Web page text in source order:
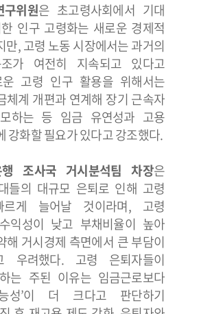
위원은 초고령사회에서 기대
인구 고령화는 새로운 경제적
만, 고령 노동 시장에서는 과거의
가 여전히 지속되고 있다고
운 고령 인구 활용을 위해서는
체계 개편과 연계해 장기 근속자
하는 등 임금 유연성과 고용
강화할 필요가 있다고 강조했다.
행 조사국 거시분석팀 차장은
들의 대규모 은퇴로 인해 고령
르게 늘어날 것이라며, 고령
익성이 낮고 부채비율이 높아
해 거시경제 측면에서 큰 부담이
려했다. 고령 은퇴자들이
는 주된 이유는 임금근로보다
성’이 더 크다고 판단하기